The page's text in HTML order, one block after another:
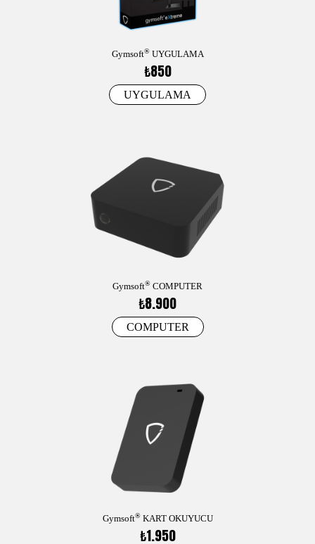
Gymsoft®UYGULAMA
₺850
UYGULAMA
Gymsoft® COMPUTER
₺8.900
COMPUTER
Gymsoft®KART OKUYUCU
₺1.950